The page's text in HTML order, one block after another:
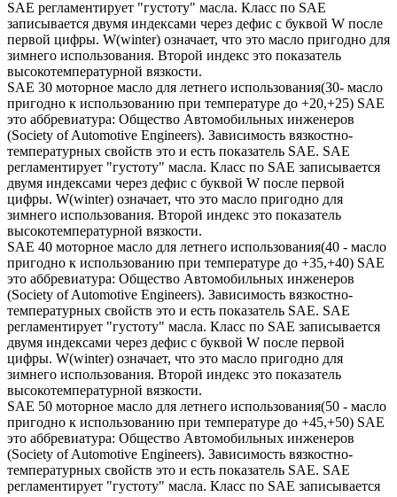
SAE регламентирует "густоту" масла. Класс по SAE
записывается двумя индексами через дефис с буквой W после
первой цифры. W(winter) означает, что это масло пригодно для
зимнего использования. Второй индекс это показатель
высокотемпературной вязкости.
SAE 30 моторное масло для летнего использования(30- масло
пригодно к использованию при температуре до +20,+25) SAE
это аббревиатура: Общество Автомобильных инженеров
(Society of Automotive Engineers). Зависимость вязкостно-
температурных свойств это и есть показатель SAE. SAE
регламентирует "густоту" масла. Класс по SAE записывается
двумя индексами через дефис с буквой W после первой
цифры. W(winter) означает, что это масло пригодно для
зимнего использования. Второй индекс это показатель
высокотемпературной вязкости.
SAE 40 моторное масло для летнего использования(40 - масло
пригодно к использованию при температуре до +35,+40) SAE
это аббревиатура: Общество Автомобильных инженеров
(Society of Automotive Engineers). Зависимость вязкостно-
температурных свойств это и есть показатель SAE. SAE
регламентирует "густоту" масла. Класс по SAE записывается
двумя индексами через дефис с буквой W после первой
цифры. W(winter) означает, что это масло пригодно для
зимнего использования. Второй индекс это показатель
высокотемпературной вязкости.
SAE 50 моторное масло для летнего использования(50 - масло
пригодно к использованию при температуре до +45,+50) SAE
это аббревиатура: Общество Автомобильных инженеров
(Society of Automotive Engineers). Зависимость вязкостно-
температурных свойств это и есть показатель SAE. SAE
регламентирует "густоту" масла. Класс по SAE записывается